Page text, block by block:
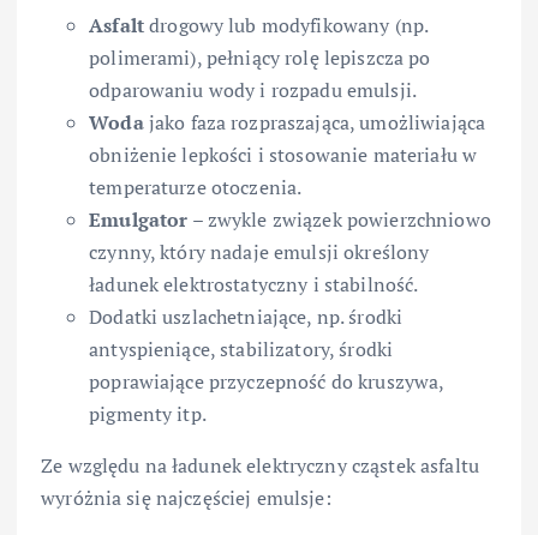
Asfaltdrogowy lub modyfikowany (np.
polimerami), pełniący rolę lepiszcza po
odparowaniu wody i rozpadu emulsji.
Wodajako faza rozpraszająca, umożliwiająca
obniżenie lepkości i stosowanie materiału w
temperaturze otoczenia.
Emulgator – zwykle związek powierzchniowo
czynny, który nadaje emulsji określony
ładunek elektrostatyczny i stabilność.
Dodatki uszlachetniające, np. środki
antyspieniące, stabilizatory, środki
poprawiające przyczepność do kruszywa,
pigmenty itp.
Ze względu na ładunek elektryczny cząstek asfaltu
wyróżnia się najczęściej emulsje: